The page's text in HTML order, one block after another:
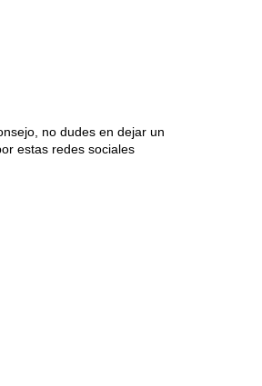
no dudes en dejar un
estas redes sociales